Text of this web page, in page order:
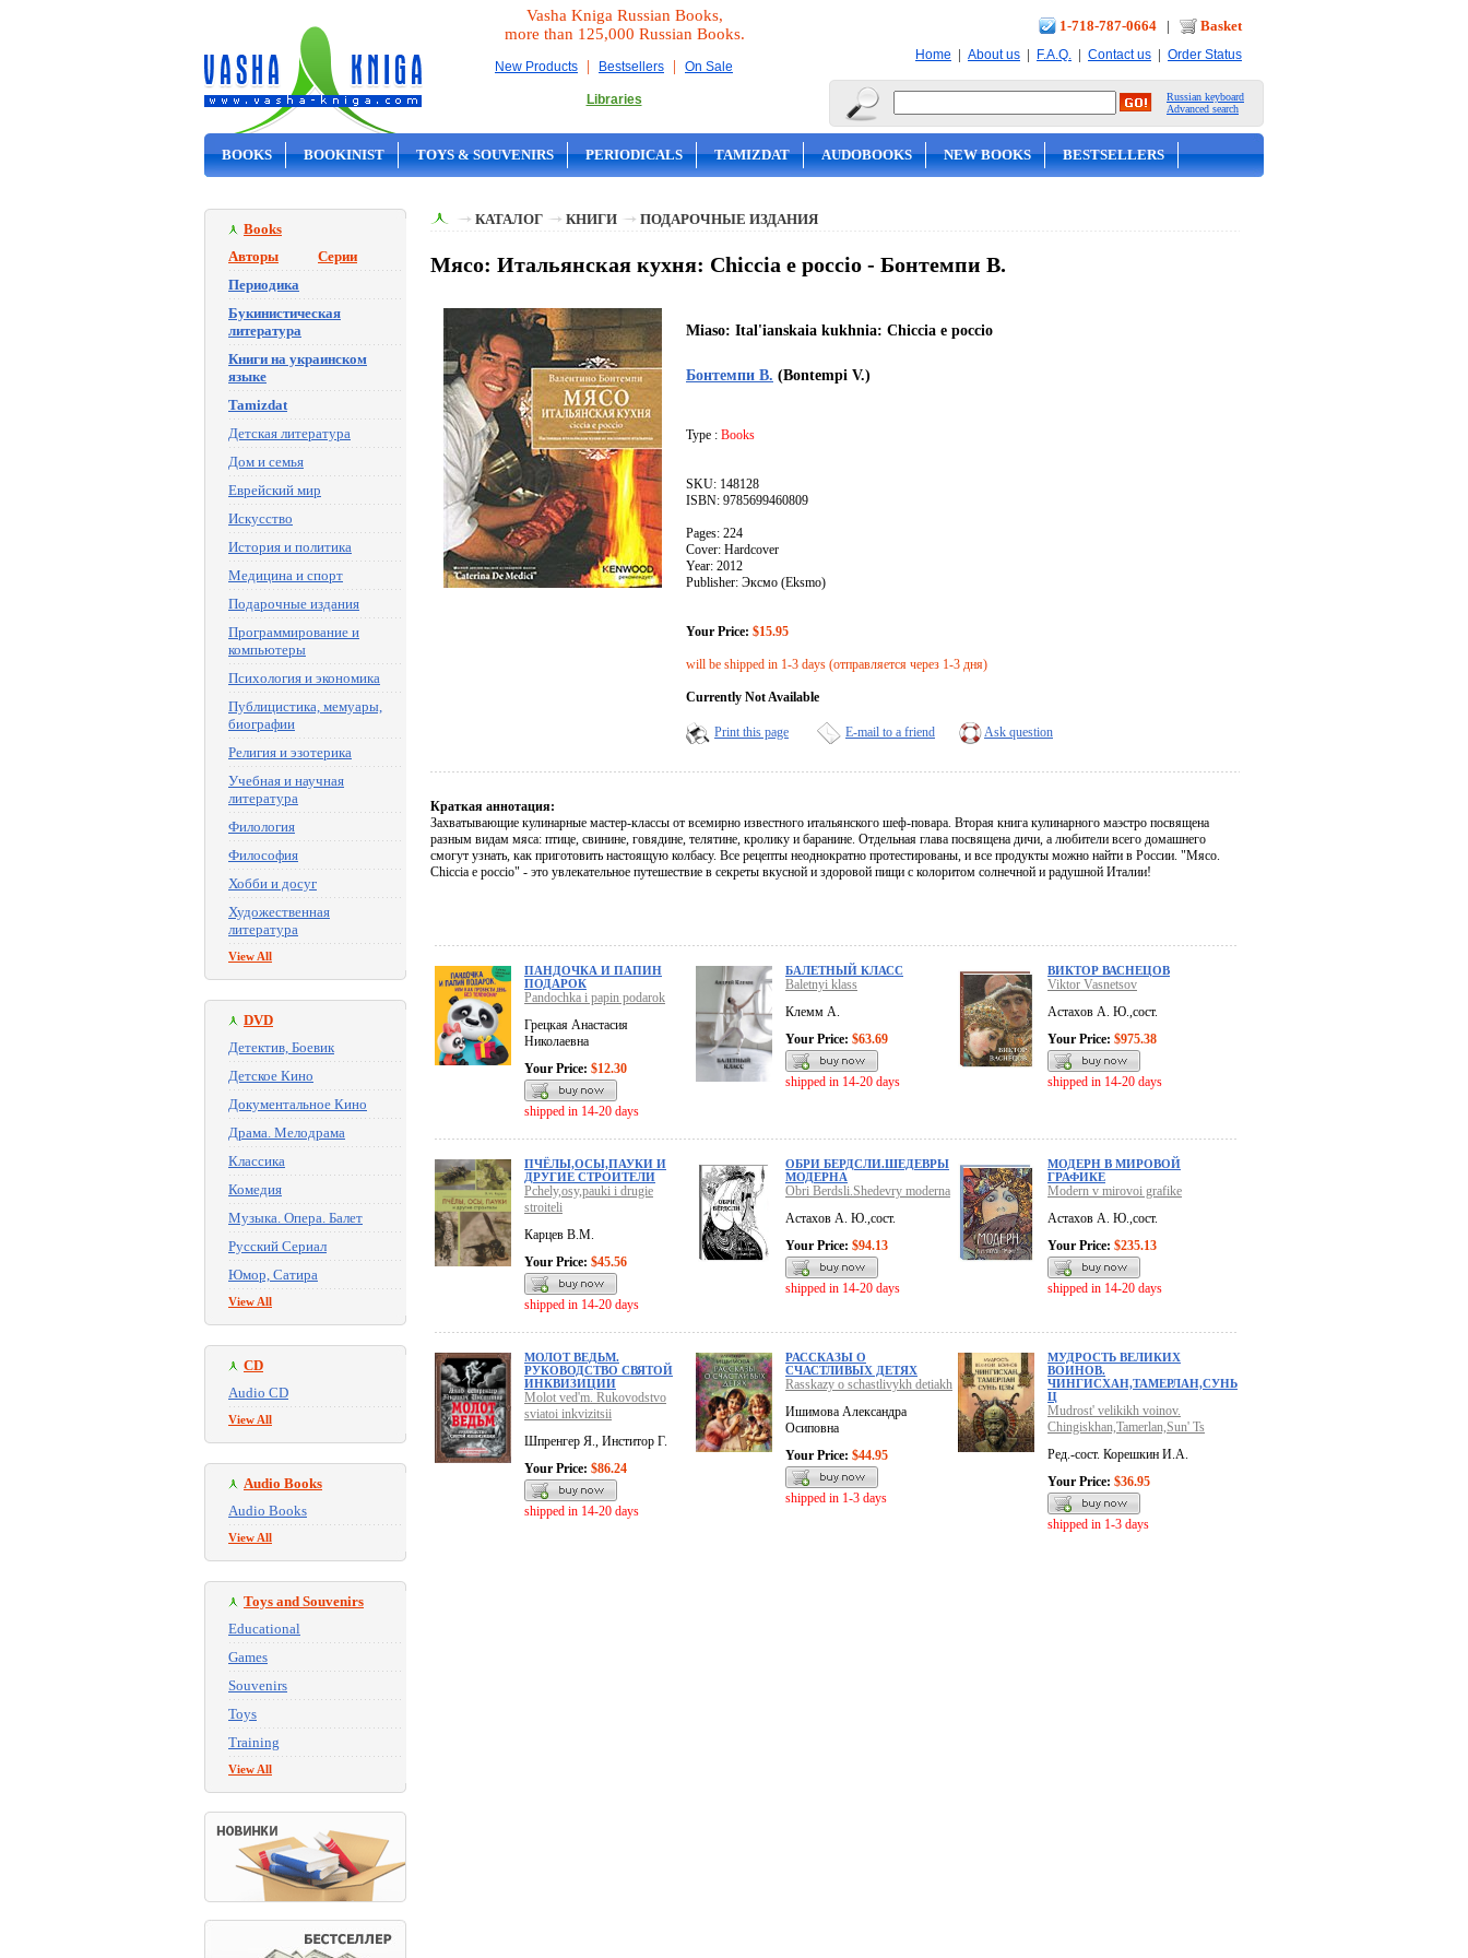
Vasha Kniga Russian Books,
more than 125,000 Russian Books.
New Products | Bestsellers | On Sale
Libraries
1-718-787-0664 | Basket
Home | About us | F.A.Q. | Contact us | Order Status
Russian keyboard
Advanced search
BOOKS BOOKINIST TOYS & SOUVENIRS PERIODICALS TAMIZDAT AUDOBOOKS NEW BOOKS BESTSELLERS
Books
Авторы
Серии
Периодика
Букинистическая
литература
Книги на украинском
языке
Tamizdat
Детская литература
Дом и семья
Еврейский мир
Искусство
История и политика
Медицина и спорт
Подарочные издания
Программирование и
компьютеры
Психология и экономика
Публицистика, мемуары,
биографии
Религия и эзотерика
Учебная и научная
литература
Филология
Философия
Хобби и досуг
Художественная
литература
View All
DVD
Детектив, Боевик
Детское Кино
Документальное Кино
Драма. Мелодрама
Классика
Комедия
Музыка. Опера. Балет
Русский Сериал
Юмор, Сатира
View All
CD
Audio CD
View All
Audio Books
Audio Books
View All
Toys and Souvenirs
Educational
Games
Souvenirs
Toys
Training
View All
КАТАЛОГ КНИГИ ПОДАРОЧНЫЕ ИЗДАНИЯ
Мясо: Итальянская кухня: Chiccia e poccio - Бонтемпи В.
Miaso: Ital'ianskaia kukhnia: Chiccia e poccio
Бонтемпи В. (Bontempi V.)
Type : Books
SKU: 148128
ISBN: 9785699460809
Pages: 224
Cover: Hardcover
Year: 2012
Publisher: Эксмо (Eksmo)
Your Price: $15.95
will be shipped in 1-3 days (отправляется через 1-3 дня)
Currently Not Available
Print this page E-mail to a friend Ask question
Краткая аннотация:
Захватывающие кулинарные мастер-классы от всемирно известного итальянского шеф-повара. Вторая книга кулинарного маэстро посвящена
разным видам мяса: птице, свинине, говядине, телятине, кролику и баранине. Отдельная глава посвящена дичи, а любители всего домашнего
смогут узнать, как приготовить настоящую колбасу. Все рецепты неоднократно протестированы, и все продукты можно найти в России. "Мясо.
Chiccia e poccio" - это увлекательное путешествие в секреты вкусной и здоровой пищи с колоритом солнечной и радушной Италии!
ПАНДОЧКА И ПАПИН
ПОДАРОК
Pandochka i papin podarok
Грецкая Анастасия
Николаевна
Your Price: $12.30
shipped in 14-20 days
БАЛЕТНЫЙ КЛАСС
Baletnyi klass
Клемм А.
Your Price: $63.69
shipped in 14-20 days
ВИКТОР ВАСНЕЦОВ
Viktor Vasnetsov
Астахов А. Ю.,сост.
Your Price: $975.38
shipped in 14-20 days
ПЧЁЛЫ,ОСЫ,ПАУКИ И
ДРУГИЕ СТРОИТЕЛИ
Pchely,osy,pauki i drugie
stroiteli
Карцев В.М.
Your Price: $45.56
shipped in 14-20 days
ОБРИ БЕРДСЛИ.ШЕДЕВРЫ
МОДЕРНА
Obri Berdsli.Shedevry moderna
Астахов А. Ю.,сост.
Your Price: $94.13
shipped in 14-20 days
МОДЕРН В МИРОВОЙ
ГРАФИКЕ
Modern v mirovoi grafike
Астахов А. Ю.,сост.
Your Price: $235.13
shipped in 14-20 days
МОЛОТ ВЕДЬМ.
РУКОВОДСТВО СВЯТОЙ
ИНКВИЗИЦИИ
Molot ved'm. Rukovodstvo
sviatoi inkvizitsii
Шпренгер Я., Инститор Г.
Your Price: $86.24
shipped in 14-20 days
РАССКАЗЫ О
СЧАСТЛИВЫХ ДЕТЯХ
Rasskazy o schastlivykh detiakh
Ишимова Александра
Осиповна
Your Price: $44.95
shipped in 1-3 days
МУДРОСТЬ ВЕЛИКИХ
ВОИНОВ.
ЧИНГИСХАН,ТАМЕРЛАН,СУНЬ
Ц
Mudrost' velikikh voinov.
Chingiskhan,Tamerlan,Sun' Ts
Ред.-сост. Корешкин И.А.
Your Price: $36.95
shipped in 1-3 days